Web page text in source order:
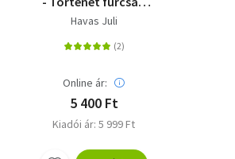
normális emberekről
nőnek fel
Havas Juli
Online ár:
5 400 Ft
Kiadói ár: 5 999 Ft